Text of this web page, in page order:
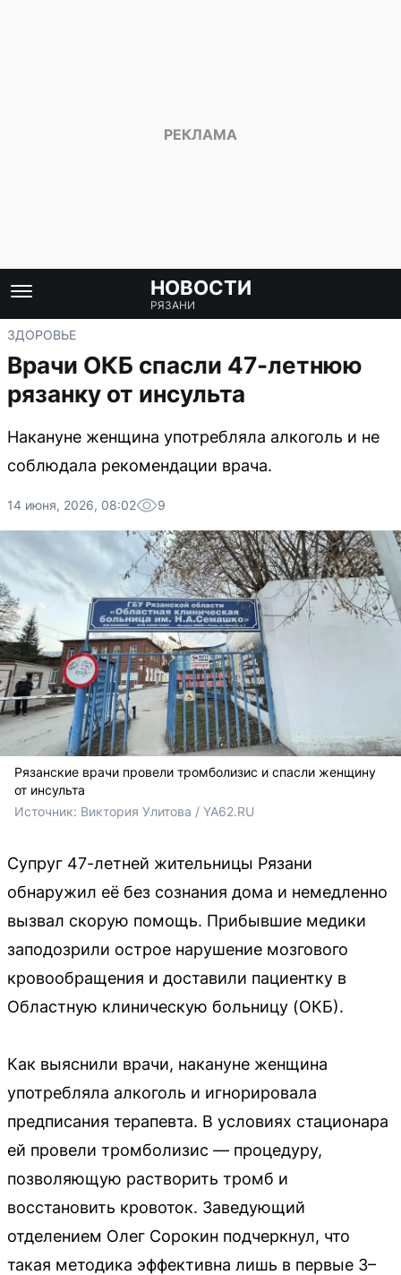
НОВОСТИ
РЯЗАНИ
ЗДОРОВЬЕ
Врачи ОКБ спасли 47-летнюю
рязанку от инсульта
Накануне женщина употребляла алкоголь и не
соблюдала рекомендации врача.
14 июня, 2026, 08:02 9
Рязанские врачи провели тромболизис и спасли женщину
от инсульта
Источник: Виктория Улитова / YA62.RU
Супруг 47-летней жительницы Рязани
обнаружил её без сознания дома и немедленно
вызвал скорую помощь. Прибывшие медики
заподозрили острое нарушение мозгового
кровообращения и доставили пациентку в
Областную клиническую больницу (ОКБ).
Как выяснили врачи, накануне женщина
употребляла алкоголь и игнорировала
предписания терапевта. В условиях стационара
ей провели тромболизис — процедуру,
позволяющую растворить тромб и
восстановить кровоток. Заведующий
отделением Олег Сорокин подчеркнул, что
такая методика эффективна лишь в первые 3–